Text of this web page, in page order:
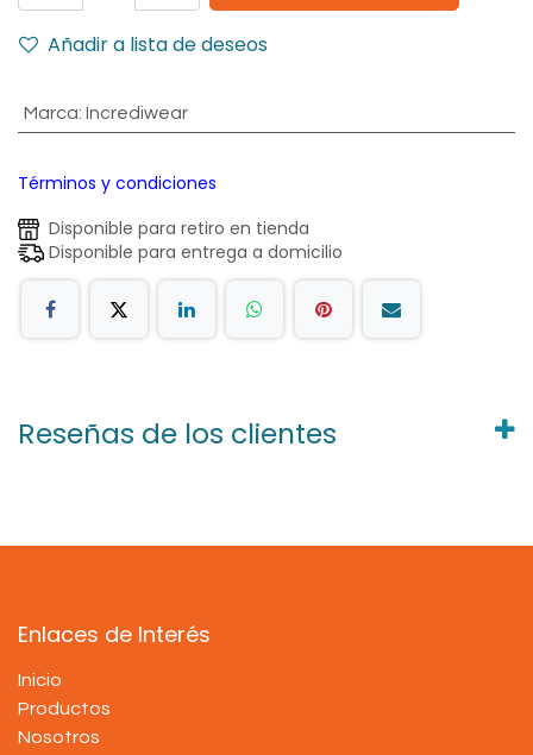
Añadir a lista de deseos
Marca: Incrediwear
Términos y condiciones
Disponible para retiro en tienda
Disponible para entrega a domicilio
Reseñas de los clientes
Enlaces de Interés
Inicio
Productos
Nosotros